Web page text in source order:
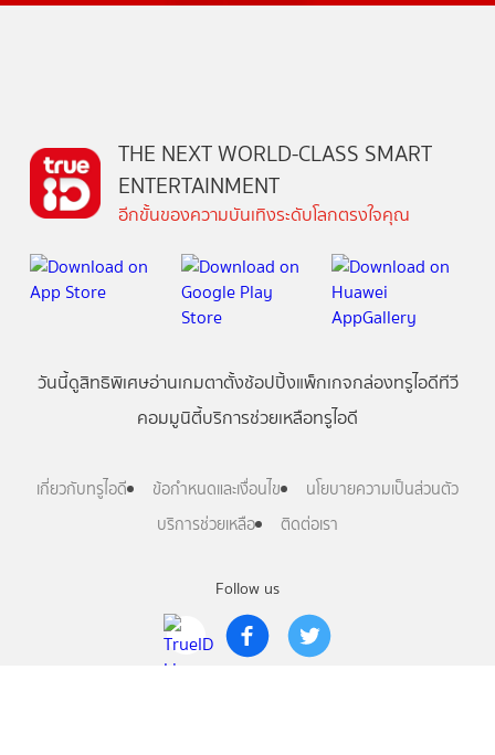
Follow us
THE NEXT WORLD-CLASS SMART
ENTERTAINMENT
อีกขั้นของความบันเทิงระดับโลกตรงใจคุณ
วันนี้ดูสิทธิพิเศษอ่านเกมตาตั้งช้อปปิ้งแพ็กเกจกล่องทรูไอดีทีวี
คอมมูนิตี้บริการช่วยเหลือทรูไอดี
เกี่ยวกับทรูไอดี ข้อกำหนดและเงื่อนไข
นโยบายความเป็นส่วนตัว
บริการช่วยเหลือ
ติดต่อเรา